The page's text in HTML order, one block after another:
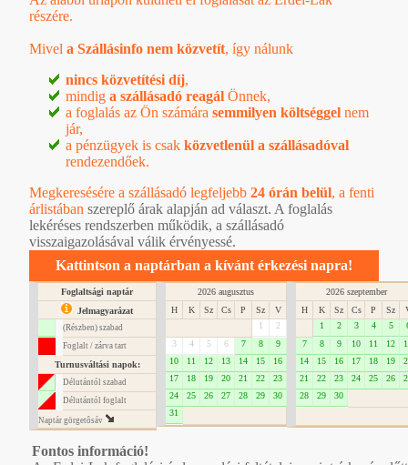
részére.
Mivel a Szállásinfo nem közvetít, így nálunk
nincs közvetítési díj,
mindig a szállásadó reagál Önnek,
a foglalás az Ön számára semmilyen költséggel nem
jár,
a pénzügyek is csak közvetlenül a szállásadóval
rendezendőek.
Megkeresésére a szállásadó legfeljebb 24 órán belül, a fenti
árlistában szereplő árak alapján ad választ. A foglalás
lekéréses rendszerben működik, a szállásadó
visszaigazolásával válik érvényessé.
Kattintson a naptárban a kívánt érkezési napra!
Foglaltsági naptár
Jelmagyarázat
(Részben) szabad
Foglalt / zárva tart
Turnusváltási napok:
Délutántól szabad
Délutántól foglalt
Naptár görgetôsáv
2026 augusztus
H
K Sz Cs P Sz
V
1
2
3
4 5 6 7 8
9
10
11 12 13 14 15
16
17
18 19 20 21 22
23
24
25 26 27 28 29
30
31
2026 szeptember
H
K Sz Cs P Sz
1
2 3 4 5
7
8 9 10 11 12
14
15 16 17 18 19
21
22 23 24 25 26
28
29 30
Fontos információ!